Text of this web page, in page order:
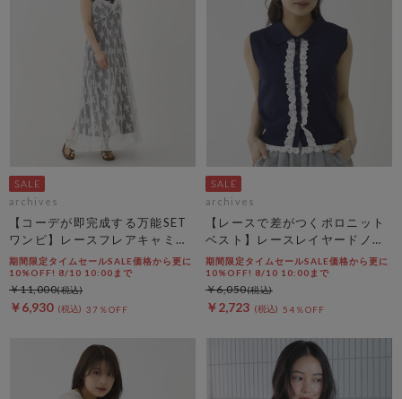
archives
【コーデが即完成する万能SET
ワンピ】レースフレアキャミＯ
Ｐ×ノースカットリブＯＰＳＥ
Ｔ
期間限定タイムセールSALE価格から更に
10%OFF! 8/10 10:00まで
￥6,930 37％OFF
￥11,000
archives
【レースで差がつくポロニット
ベスト】レースレイヤードノー
スリポロニットベスト
期間限定タイムセールSALE価格から更に
10%OFF! 8/10 10:00まで
￥2,723 54％OFF
￥6,050